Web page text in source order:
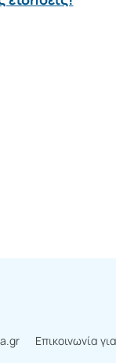
Επικοινωνία